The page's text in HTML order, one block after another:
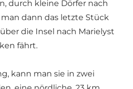
durch kleine Dörfer nach
dann das letzte Stück
die Insel nach Marielyst
fährt.
kann man sie in zwei